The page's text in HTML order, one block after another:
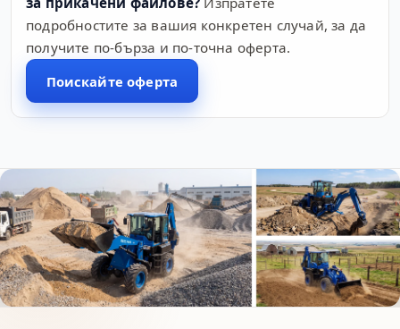
подробностите за вашия конкретен случай, за да
получите по-бърза и по-точна оферта.
Поискайте оферта